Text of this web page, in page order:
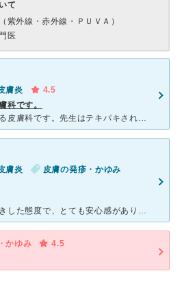
て
紫外線・赤外線・ＰＵＶＡ）
医
膚炎
4.5
科です。
アトピーの息子が通っている皮膚科です。先生はテキパキされていますので、いつも混んでいる院内ですが、割と待ち時間は少ないです。珍しく土曜もやっている皮膚科なので平日働く方にはとても助かるかと思います。待
膚炎
皮膚の発疹・かゆみ
女性ながら男勝りのてきぱきした態度で、とても安心感がありました。 いつもは父親のつきそいで言っているのですが、その際ももごもごはっきりしない父親に「何言ってるのかよくわからないわよ！」「自分で勝手な
かゆみ
4.5